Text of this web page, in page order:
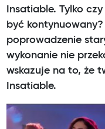
Insatiable. Tylko
być
poprowadzenie
wykonanie nie
wskazuje na to, że
Insatiable.